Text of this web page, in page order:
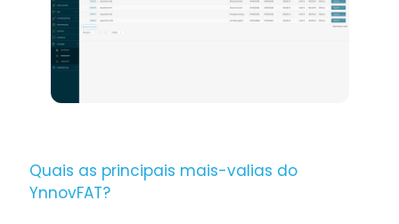
Quais as principais mais-valias do
YnnovFAT?